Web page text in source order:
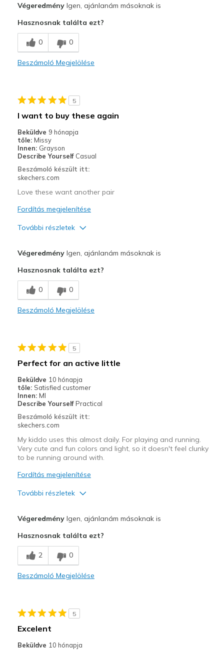
Breathe Well
Comfortable
Going Out
Width
Feels true to width
Sizing
VégeredményIgen, ajánlanám másoknak is
Hasznosnak találta ezt?
0 0
Beszámoló Megjelölése
5
I want to buy these again
Beküldve 9 hónapja
tőle: Missy
Innen: Grayson
Describe Yourself Casual
Beszámoló készült itt:
skechers.com
Love these want another pair
Fordítás megjelenítése
További részletek
Legjobb használat
Casual Wear
View On Shoes
I'm Really Into Shoes
VégeredményIgen, ajánlanám másoknak is
Hasznosnak találta ezt?
0 0
Beszámoló Megjelölése
5
Perfect for an active little
Beküldve 10 hónapja
tőle: Satisfied customer
Innen: MI
Describe Yourself Practical
Beszámoló készült itt:
skechers.com
My kiddo uses this almost daily. For playing and running.
Very cute and fun colors and light, so it doesn't feel clunky
to be running around with.
Fordítás megjelenítése
További részletek
Comfortable
Legjobb használat
Casual Wear
Play
Width
VégeredményIgen, ajánlanám másoknak is
Hasznosnak találta ezt?
2 0
Beszámoló Megjelölése
5
Excelent
Beküldve 10 hónapja